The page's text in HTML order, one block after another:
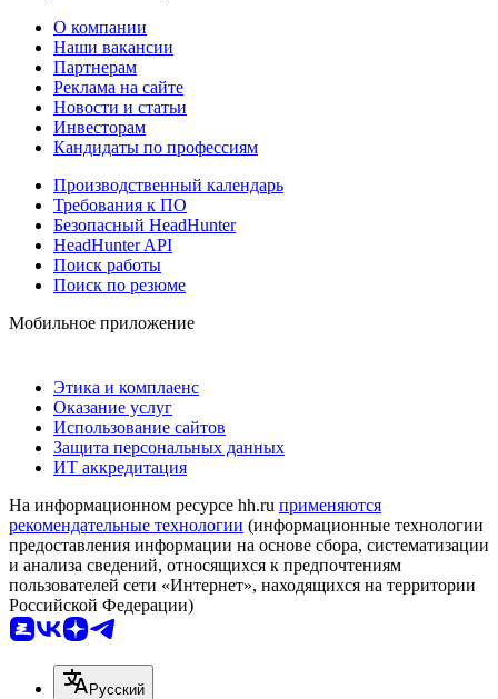
О компании
Наши вакансии
Партнерам
Реклама на сайте
Новости и статьи
Инвесторам
Кандидаты по профессиям
Производственный календарь
Требования к ПО
Безопасный HeadHunter
HeadHunter API
Поиск работы
Поиск по резюме
Мобильное приложение
Этика и комплаенс
Оказание услуг
Использование сайтов
Защита персональных данных
ИТ аккредитация
На информационном ресурсе hh.ru применяются
рекомендательные технологии (информационные технологии
предоставления информации на основе сбора, систематизации
и анализа сведений, относящихся к предпочтениям
пользователей сети «Интернет», находящихся на территории
Российской Федерации)
Русский